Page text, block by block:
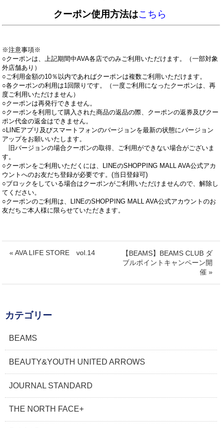
クーポン使用方法はこちら
※注意事項※
○クーポンは、上記期間中AVA各店でのみご利用いただけます。（一部対象
外店舗あり）
○ご利用金額の10％以内であればクーポンは複数ご利用いただけます。
○各クーポンの利用は1回限りです。（一度ご利用になったクーポンは、再
度ご利用いただけません）
○クーポンは再発行できません。
○クーポンを利用して購入された商品の返品の際、クーポンの返券及びクー
ポン代金の返金はできません。
○LINEアプリ及びスマートフォンのバージョンを最新の状態にバージョン
アップをお願いいたします。
旧バージョンの場合クーポンの取得、ご利用ができない場合がございま
す。
○クーポンをご利用いただくには、LINEのSHOPPING MALL AVA公式アカ
ウントへのお友だち登録が必要です。(当日登録可)
○ブロックをしている場合はクーポンがご利用いただけませんので、解除し
てください。
○クーポンのご利用は、LINEのSHOPPING MALL AVA公式アカウントのお
友だちご本人様に限らせていただきます。
« AVA LIFE STORE vol.14
【BEAMS】BEAMS CLUB ダ
ブルポイントキャンペーン開
催 »
カテゴリー
BEAMS
BEAUTY&YOUTH UNITED ARROWS
JOURNAL STANDARD
THE NORTH FACE+